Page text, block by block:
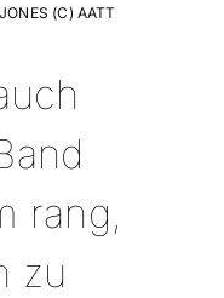
(C) AATT
rang,
zu